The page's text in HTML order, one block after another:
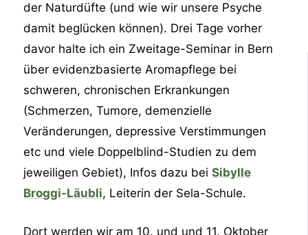
der Naturdüfte (und wie wir unsere Psyche
damit beglücken können). Drei Tage vorher
davor halte ich ein Zweitage-Seminar in Bern
über evidenzbasierte Aromapflege bei
schweren, chronischen Erkrankungen
(Schmerzen, Tumore, demenzielle
Veränderungen, depressive Verstimmungen
etc und viele Doppelblind-Studien zu dem
jeweiligen Gebiet), Infos dazu beiSibylle
Broggi-Läubli, Leiterin der Sela-Schule.
Dort werden wir am 10. und und 11. Oktober